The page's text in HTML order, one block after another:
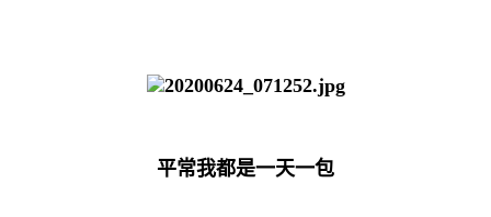
平常我都是一天一包